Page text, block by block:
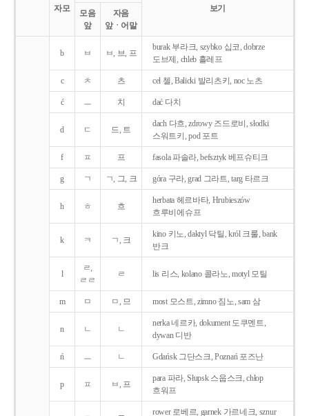
자모
보기
모음
앞
자음
앞ㆍ어말
b ㅂ ㅂ, 브, 프
burak 부라크, szybko 십코, dobrze
도브제, chleb 흘레프
c ㅊ 츠 cel 첼, Balicki 발리츠키, noc 노츠
ć ㅡ 치 dać 다치
d ㄷ 드, 트
dach 다흐, zdrowy 즈드로비, słodki
스워트키, pod 포트
f ㅍ 프 fasola 파솔라, befsztyk 베프슈티크
g ㄱ ㄱ, 그, 크 góra 구라, grad 그라트, targ 타르크
h ㅎ 흐
herbata 헤르바타, Hrubieszów
흐루비에슈프
k ㅋ ㄱ, 크
kino 키노, daktyl 닥틸, król 크룰, bank
반크
l
ㄹ,
ㄹㄹ
ㄹ lis 리스, kolano 콜라노, motyl 모틸
m ㅁ ㅁ, 므 most 모스트, zimno 짐노, sam 삼
n ㄴ ㄴ
nerka 네르카, dokument 도쿠멘트,
dywan 디반
ń ㅡ ㄴ Gdańsk 그단스크, Poznań 포즈난
p ㅍ ㅂ, 프
para 파라, Słupsk 스웁스크, chłop
흐워프
rower 로베르, garnek 가르네크, sznur